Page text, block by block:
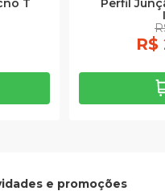
T
Perfil
R$
e promoções